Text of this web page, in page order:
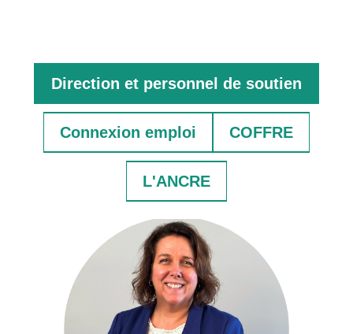
Direction et personnel de soutien
Connexion emploi COFFRE
L'ANCRE
Lyne Laplante